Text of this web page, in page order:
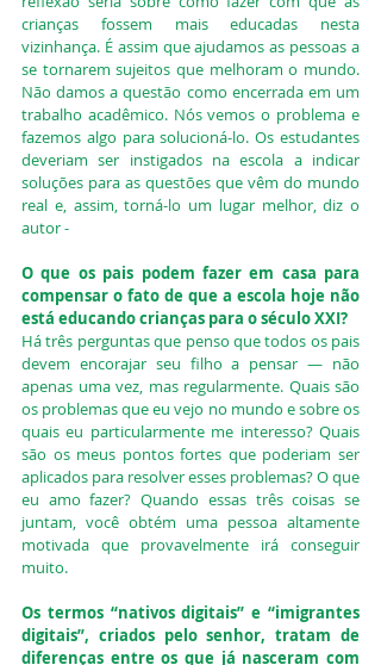
crianças fossem mais educadas nesta
vizinhança. É assim que ajudamos as pessoas a
se tornarem sujeitos que melhoram o mundo.
Não damos a questão como encerrada em um
trabalho acadêmico. Nós vemos o problema e
fazemos algo para solucioná-lo. Os estudantes
deveriam ser instigados na escola a indicar
soluções para as questões que vêm do mundo
real e, assim, torná-lo um lugar melhor, diz o
autor -
O que os pais podem fazer em casa para
compensar o fato de que a escola hoje não
está educando crianças para o século XXI?
Há três perguntas que penso que todos os pais
devem encorajar seu filho a pensar — não
apenas uma vez, mas regularmente. Quais são
os problemas que eu vejo no mundo e sobre os
quais eu particularmente me interesso? Quais
são os meus pontos fortes que poderiam ser
aplicados para resolver esses problemas? O que
eu amo fazer? Quando essas três coisas se
juntam, você obtém uma pessoa altamente
motivada que provavelmente irá conseguir
muito.
Os termos “nativos digitais” e “imigrantes
digitais”, criados pelo senhor, tratam de
diferenças entre os que já nasceram com